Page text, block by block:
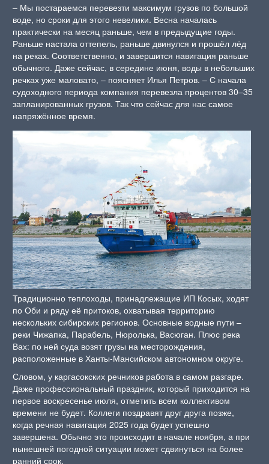
– Мы постараемся перевезти максимум грузов по большой
воде, но сроки для этого невелики. Весна началась
практически на месяц раньше, чем в предыдущие годы.
Раньше настала оттепель, раньше двинулся и прошёл лёд
на реках. Соответственно, и завершится навигация раньше
обычного. Даже сейчас, в середине июня, воды в небольших
речках уже маловато, – поясняет Илья Петров. – С начала
судоходного периода компания перевезла процентов 30–35
запланированных грузов. Так что сейчас для нас самое
напряжённое время.
Традиционно теплоходы, принадлежащие ИП Косых, ходят
по Оби и ряду её притоков, охватывая территорию
нескольких сибирских регионов. Основные водные пути –
реки Чижапка, Парабель, Нюролька, Васюган. Плюс река
Вах: по ней суда возят грузы на месторождения,
расположенные в Ханты-Мансийском автономном округе.
Словом, у каргасокских речников работа в самом разгаре.
Даже профессиональный праздник, который приходится на
первое воскресенье июля, отметить всем коллективом
времени не будет. Коллеги поздравят друг друга позже,
когда речная навигация 2025 года будет успешно
завершена. Обычно это происходит в начале ноября, а при
нынешней погодной ситуации может сдвинуться на более
ранний срок.